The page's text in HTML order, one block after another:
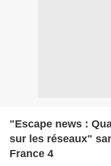
"Escape news :
sur les réseaux"
France 4